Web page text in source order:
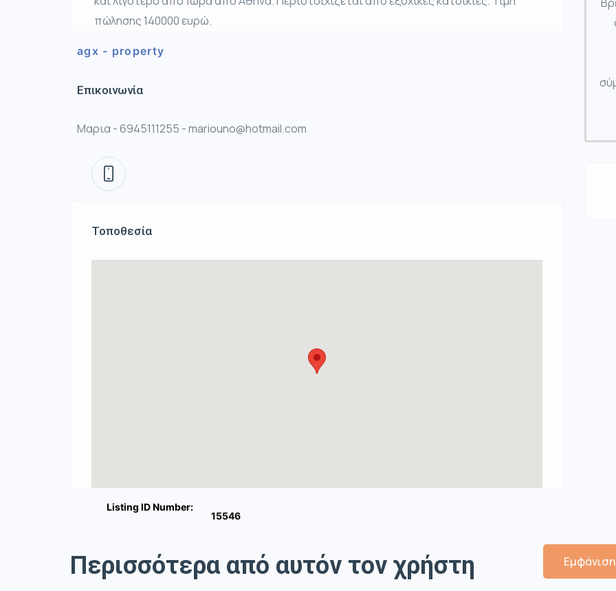
πώλησης 140000 ευρώ.
agx - property
Επικοινωνία
Μαρια - 6945111255 - mariouno@hotmail.com
Τοποθεσία
Listing ID Number:
15546
Περισσότερα από αυτόν τον χρήστη